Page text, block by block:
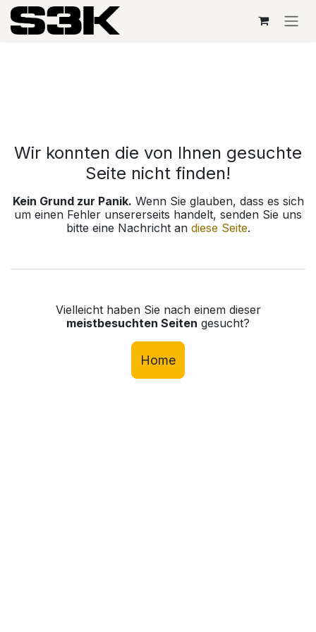
Zum Inhalt springen
Fehler 404
Wir konnten die von Ihnen gesuchte
Seite nicht finden!
Kein Grund zur Panik. Wenn Sie glauben, dass es sich
um einen Fehler unsererseits handelt, senden Sie uns
bitte eine Nachricht an diese Seite.
Vielleicht haben Sie nach einem dieser
meistbesuchten Seiten gesucht?
Home